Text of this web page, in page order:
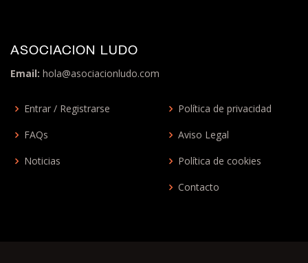
ASOCIACION LUDO
Email: hola@asociacionludo.com
Entrar / Registrarse
FAQs
Noticias
Política de privacidad
Aviso Legal
Política de cookies
Contacto